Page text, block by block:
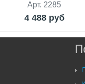
Арт. 2285
4 488 руб